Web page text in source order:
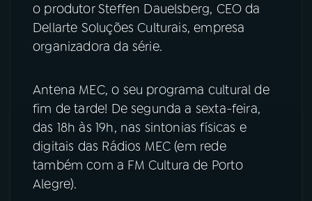
o produtor Steffen Dauelsberg, CEO da
Dellarte Soluções Culturais, empresa
organizadora da série.
Antena MEC, o seu programa cultural de
fim de tarde! De segunda a sexta-feira,
das 18h às 19h, nas sintonias físicas e
digitais das Rádios MEC (em rede
também com a FM Cultura de Porto
Alegre).